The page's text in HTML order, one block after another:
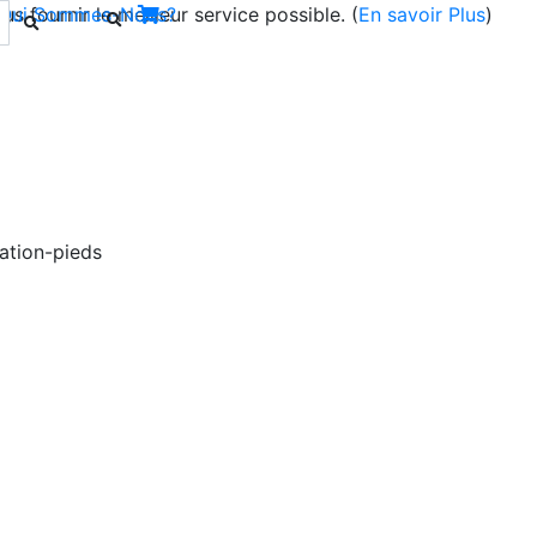
fournir le meilleur service possible. (En savoir Plus)
Qui Sommes-Nous?